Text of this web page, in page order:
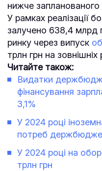
нижче
У рамках реалізації
залучено 638,4 млрд
ринку через випуск
трлн грн на зовнішніх
Читайте також:
Видатки
фінансування
3,1%
У 2024 році
потреб
У 2024 році на
трлн грн